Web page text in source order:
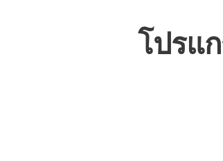
โปรแ